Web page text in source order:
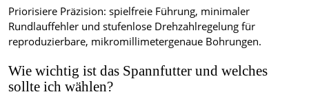
Priorisiere Präzision: spielfreie Führung, minimaler
Rundlauffehler und stufenlose Drehzahlregelung für
reproduzierbare, mikromillimetergenaue Bohrungen.
Wie wichtig ist das Spannfutter und welches
sollte ich wählen?